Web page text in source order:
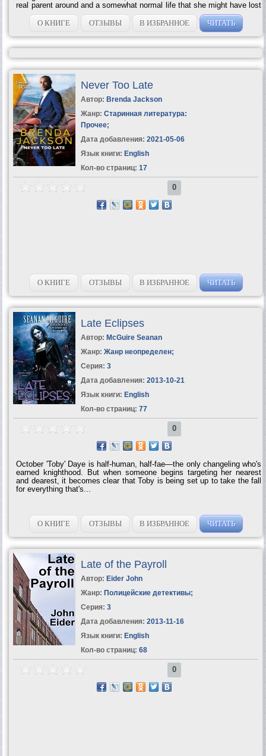
real parent around and a somewhat normal life that she might have lost
her ability to...
О КНИГЕ
ОТЗЫВЫ В ИЗБРАННОЕ ЧИТАТЬ
Never Too Late
Автор: Brenda Jackson
Жанр: Старинная литература:
Прочее;
Дата добавления: 2021-05-06
Язык книги: English
Кол-во страниц: 17
0
О КНИГЕ ОТЗЫВЫ В ИЗБРАННОЕ ЧИТАТЬ
Late Eclipses
Автор: McGuire Seanan
Жанр: Жанр неопределен;
Серия: 3
Дата добавления: 2013-10-21
Язык книги: English
Кол-во страниц: 77
0
October 'Toby' Daye is half-human, half-fae—the only changeling who's
earned knighthood. But when someone begins targeting her nearest
and dearest, it becomes clear that Toby is being set up to take the fall
for everything that's...
О КНИГЕ ОТЗЫВЫ В ИЗБРАННОЕ ЧИТАТЬ
Late of the Payroll
Автор: Eider John
Жанр: Полицейские детективы;
Серия: 3
Дата добавления: 2013-11-16
Язык книги: English
Кол-во страниц: 68
0